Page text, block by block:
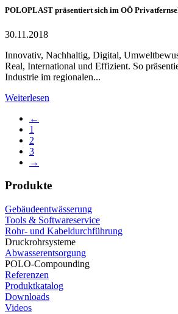
POLOPLAST präsentiert sich im OÖ
30.11.2018
Innovativ, Nachhaltig, Digital,
Real, International und Effizient. So
Industrie im regionalen...
Weiterlesen
←
1
2
3
→
Produkte
Gebäudeentwässerung
Tools & Softwareservice
Rohr- und Kabeldurchführung
Druckrohrsysteme
Abwasserentsorgung
POLO-Compounding
Referenzen
Produktkatalog
Downloads
Videos